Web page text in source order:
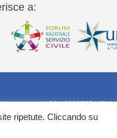
a:
stampa tel: 06 42020755
ripetute. Cliccando su